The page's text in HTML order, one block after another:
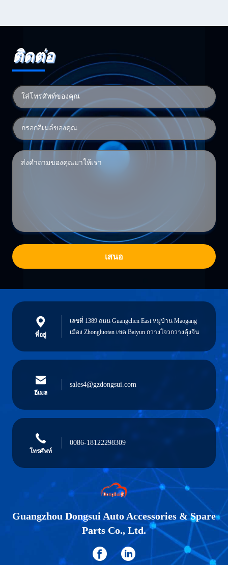
ติดต่อ
เสนอ
ที่อยู่
เลขที่ 1389 ถนน Guangchen East หมู่บ้าน Maogang
เมือง Zhongluotan เขต Baiyun กวางโจวกวางตุ้งจีน
อีเมล
sales4@gzdongsui.com
โทรศัพท์
0086-18122298309
Guangzhou Dongsui Auto Accessories & Spare
Parts Co., Ltd.